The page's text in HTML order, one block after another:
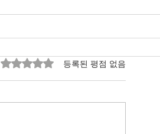
별점 5점 중 0점을 주었습니다.
등록된 평점 없음